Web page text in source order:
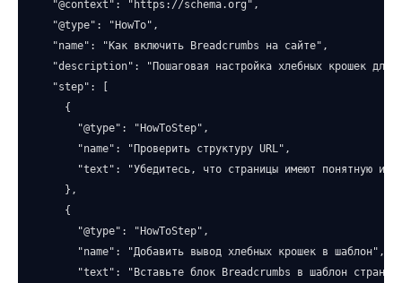
  "@context": "https://schema.org",
  "@type": "HowTo",
  "name": "Как включить Breadcrumbs на сайте",
"description": "Пошаговая настройка хлебных крошек для
  "step": [
    {
      "@type": "HowToStep",
      "name": "Проверить структуру URL",
"text": "Убедитесь, что страницы имеют понятную
    },
    {
      "@type": "HowToStep",
      "name": "Добавить вывод хлебных крошек в шаблон",
"text": "Вставьте блок Breadcrumbs в шаблон